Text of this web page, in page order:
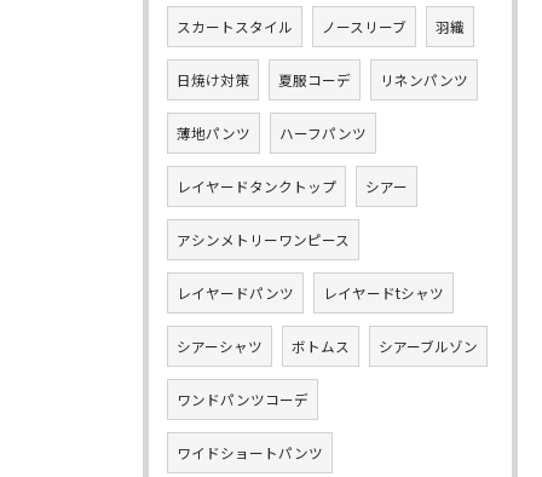
スカートスタイル ノースリーブ 羽織
日焼け対策 夏服コーデ リネンパンツ
薄地パンツ ハーフパンツ
レイヤードタンクトップ シアー
アシンメトリーワンピース
レイヤードパンツ レイヤードtシャツ
シアーシャツ ボトムス シアーブルゾン
ワンドパンツコーデ
ワイドショートパンツ